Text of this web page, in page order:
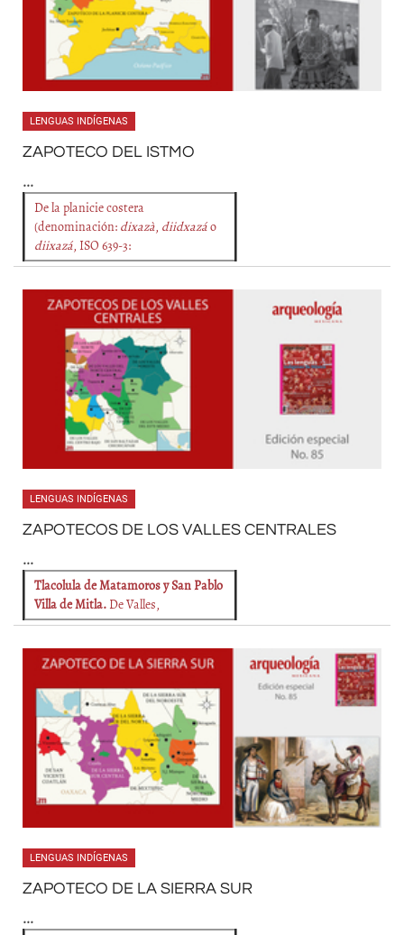
LENGUAS INDÍGENAS
ZAPOTECO DEL ISTMO
...
De la planicie costera
(denominación: dixazà, diidxazáo
diixazá, ISO 639-3:
LENGUAS INDÍGENAS
ZAPOTECOS DE LOS VALLES CENTRALES
...
Tlacolula de Matamoros y San Pablo
Villa de Mitla. De Valles,
LENGUAS INDÍGENAS
ZAPOTECO DE LA SIERRA SUR
...